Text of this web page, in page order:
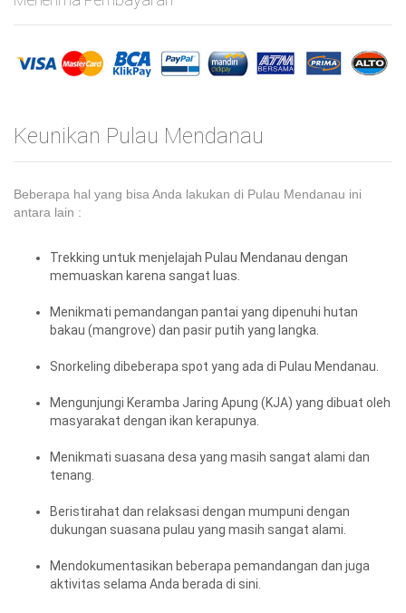
Keunikan Pulau Mendanau
Beberapa hal yang bisa Anda lakukan di Pulau Mendanau ini
antara lain :
Trekking untuk menjelajah Pulau Mendanau dengan
memuaskan karena sangat luas.
Menikmati pemandangan pantai yang dipenuhi hutan
bakau (mangrove) dan pasir putih yang langka.
Snorkeling dibeberapa spot yang ada di Pulau Mendanau.
Mengunjungi Keramba Jaring Apung (KJA) yang dibuat oleh
masyarakat dengan ikan kerapunya.
Menikmati suasana desa yang masih sangat alami dan
tenang.
Beristirahat dan relaksasi dengan mumpuni dengan
dukungan suasana pulau yang masih sangat alami.
Mendokumentasikan beberapa pemandangan dan juga
aktivitas selama Anda berada di sini.